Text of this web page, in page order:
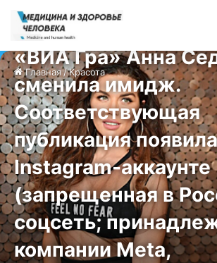
Главная/Красота
Бывшая солистка
«ВИА Гра» Анна
сменила имидж.
Соответствующая
публикация
Instagram-аккаунте
(запрещенная в
соцсеть;
компании Meta,